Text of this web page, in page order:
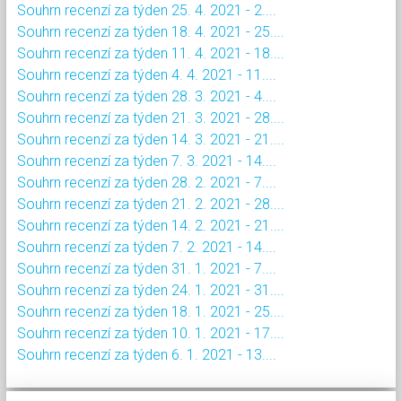
Souhrn recenzí za týden 25. 4. 2021 - 2....
Souhrn recenzí za týden 18. 4. 2021 - 25....
Souhrn recenzí za týden 11. 4. 2021 - 18....
Souhrn recenzí za týden 4. 4. 2021 - 11....
Souhrn recenzí za týden 28. 3. 2021 - 4....
Souhrn recenzí za týden 21. 3. 2021 - 28....
Souhrn recenzí za týden 14. 3. 2021 - 21....
Souhrn recenzí za týden 7. 3. 2021 - 14....
Souhrn recenzí za týden 28. 2. 2021 - 7....
Souhrn recenzí za týden 21. 2. 2021 - 28....
Souhrn recenzí za týden 14. 2. 2021 - 21....
Souhrn recenzí za týden 7. 2. 2021 - 14....
Souhrn recenzí za týden 31. 1. 2021 - 7....
Souhrn recenzí za týden 24. 1. 2021 - 31....
Souhrn recenzí za týden 18. 1. 2021 - 25....
Souhrn recenzí za týden 10. 1. 2021 - 17....
Souhrn recenzí za týden 6. 1. 2021 - 13....